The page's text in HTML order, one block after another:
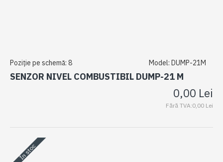
Poziție pe schemă: 8 Model: DUMP-21M
SENZOR NIVEL COMBUSTIBIL DUMP-21 M
0,00 Lei
Fără TVA:0,00 Lei
În stoc